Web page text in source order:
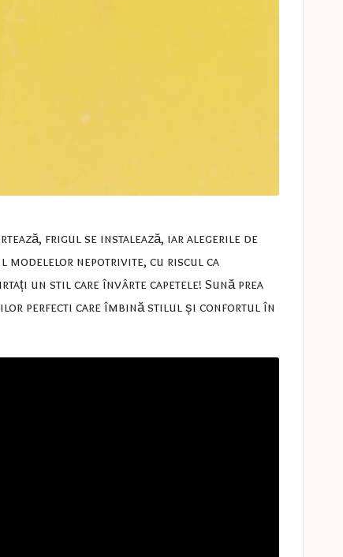
frigul se instalează, iar alegerile de
modelelor nepotrivite, cu riscul ca
un stil care învârte capetele! Sună prea
perfecti care îmbină stilul și confortul în